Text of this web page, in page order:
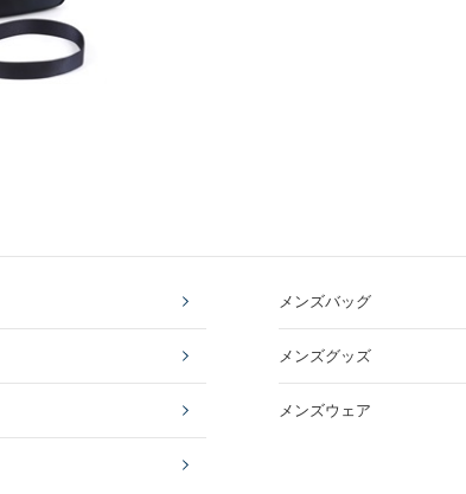
メンズバッグ
メンズグッズ
メンズウェア